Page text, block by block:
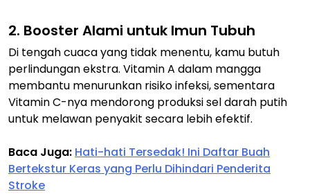
2. Booster Alami untuk Imun Tubuh
Di tengah cuaca yang tidak menentu, kamu butuh
perlindungan ekstra. Vitamin A dalam mangga
membantu menurunkan risiko infeksi, sementara
Vitamin C-nya mendorong produksi sel darah putih
untuk melawan penyakit secara lebih efektif.
Baca Juga: Hati-hati Tersedak! Ini Daftar Buah
Bertekstur Keras yang Perlu Dihindari Penderita
Stroke